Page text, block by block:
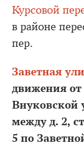
Курсовой
в районе
пер.
Заветная
движения
Внуковской
между д. 2,
5 по